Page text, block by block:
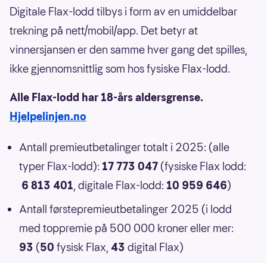
Digitale Flax-lodd tilbys i form av en umiddelbar
trekning på nett/mobil/app. Det betyr at
vinnersjansen er den samme hver gang det spilles,
ikke gjennomsnittlig som hos fysiske Flax-lodd.
Alle Flax-lodd har 18-års aldersgrense.
Hjelpelinjen.no
Antall premieutbetalinger totalt i 2025: (alle
typer Flax-lodd): 17 773 047 (fysiske Flax lodd:
6 813 401, digitale Flax-lodd: 10 959 646)
Antall førstepremieutbetalinger 2025 (i lodd
med toppremie på 500 000 kroner eller mer:
93 (50 fysisk Flax, 43 digital Flax)